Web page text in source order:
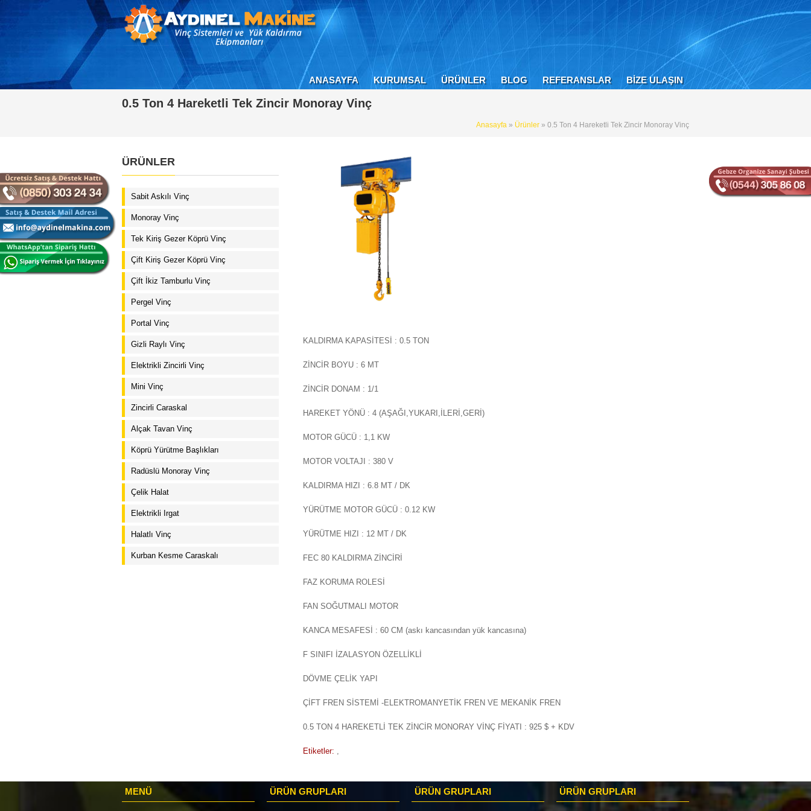
ANASAYFA KURUMSAL ÜRÜNLER BLOG REFERANSLAR BİZE ULAŞIN
0.5 Ton 4 Hareketli Tek Zincir Monoray Vinç
Anasayfa » Ürünler » 0.5 Ton 4 Hareketli Tek Zincir Monoray Vinç
KALDIRMA KAPASİTESİ : 0.5 TON
ZİNCİR BOYU : 6 MT
ZİNCİR DONAM : 1/1
HAREKET YÖNÜ : 4 (AŞAĞI,YUKARI,İLERİ,GERİ)
MOTOR GÜCÜ : 1,1 KW
MOTOR VOLTAJI : 380 V
KALDIRMA HIZI : 6.8 MT / DK
YÜRÜTME MOTOR GÜCÜ : 0.12 KW
YÜRÜTME HIZI : 12 MT / DK
FEC 80 KALDIRMA ZİNCİRİ
FAZ KORUMA ROLESİ
FAN SOĞUTMALI MOTOR
KANCA MESAFESİ : 60 CM (askı kancasından yük kancasına)
F SINIFI İZALASYON ÖZELLİKLİ
DÖVME ÇELİK YAPI
ÇİFT FREN SİSTEMİ -ELEKTROMANYETİK FREN VE MEKANİK FREN
0.5 TON 4 HAREKETLİ TEK ZİNCİR MONORAY VİNÇ FİYATI : 925 $ + KDV
Etiketler: ,
ÜRÜNLER
Sabit Askılı Vinç
Monoray Vinç
Tek Kiriş Gezer Köprü Vinç
Çift Kiriş Gezer Köprü Vinç
Çift İkiz Tamburlu Vinç
Pergel Vinç
Portal Vinç
Gizli Raylı Vinç
Elektrikli Zincirli Vinç
Mini Vinç
Zincirli Caraskal
Alçak Tavan Vinç
Köprü Yürütme Başlıkları
Radüslü Monoray Vinç
Çelik Halat
Elektrikli Irgat
Halatlı Vinç
Kurban Kesme Caraskalı
MENÜ ÜRÜN GRUPLARI ÜRÜN GRUPLARI ÜRÜN GRUPLARI